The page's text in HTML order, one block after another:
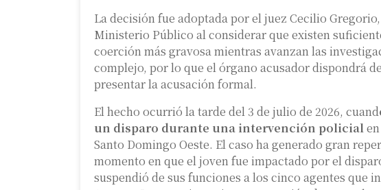
La decisión fue adoptada por el juez Cecilio
Ministerio Público al considerar que existen
coerción más gravosa mientras avanzan las
complejo, por lo que el órgano acusador dispondrá
presentar la acusación formal.
El hecho ocurrió la tarde del 3 de julio de 2026, cuand
un disparo durante una intervención policial
Santo Domingo Oeste. El caso ha generado gran
momento en que el joven fue impactado por el
suspendió de sus funciones a los cinco agentes que